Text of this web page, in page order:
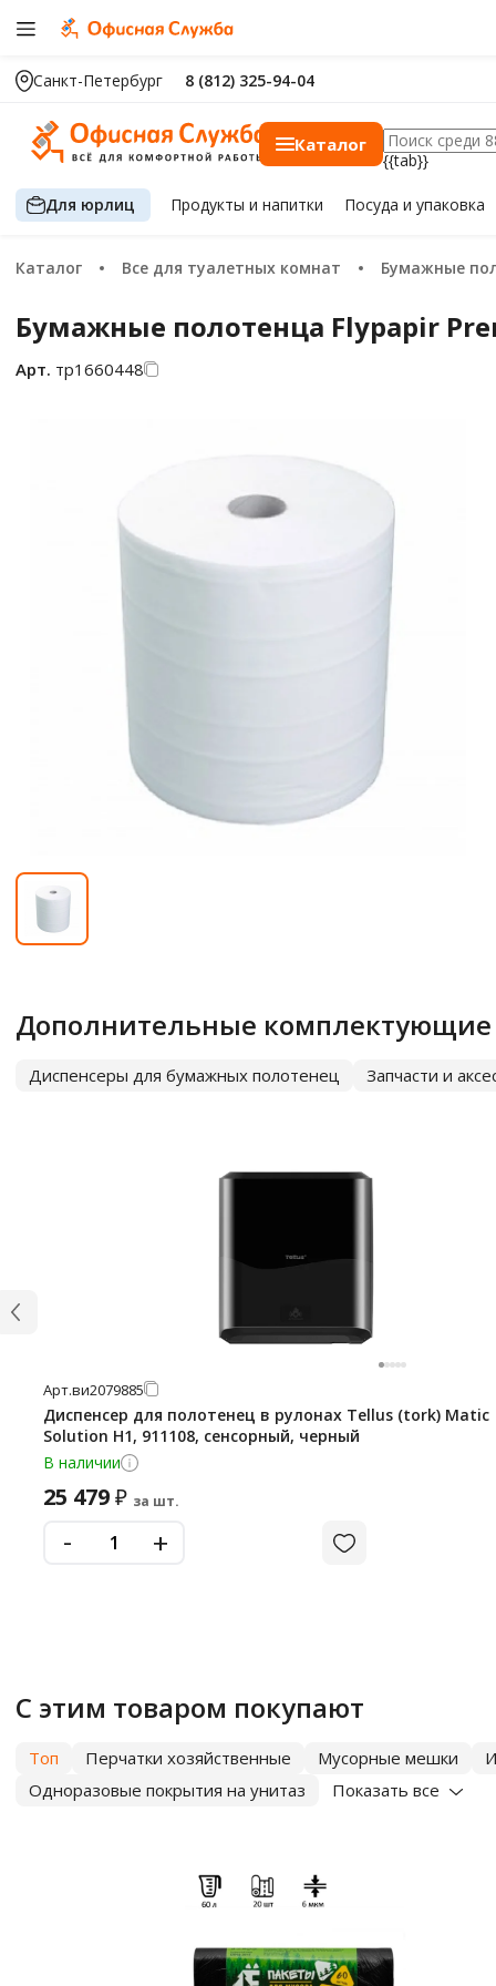
Санкт-Петербург 8 (812) 325-94-04
Каталог
{{tab}}
Для юрлиц Продуктыи напитки Посуда и упаковка
Каталог Все для туалетных комнат Бумажные
Бумажные полотенца Flypapir
Арт. тр1660448
Дополнительные комплектующие
Диспенсеры для бумажных полотенец Запчасти и
Арт.ви2079885
Диспенсер для полотенец в рулонах Tellus (tork) Matic
Solution H1, 911108, сенсорный, черный
В наличии
25 479₽ за шт.
- +
С этим товаром покупают
Топ Перчатки хозяйственные Мусорные мешки
Одноразовые покрытия на унитаз
Показать все